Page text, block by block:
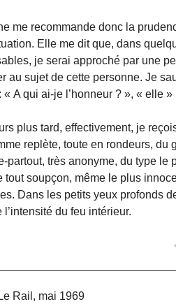
me recommande donc la
Elle me dit que, dans
je serai approché par une
au sujet de cette personne. Je
« A qui ai-je l’honneur ? », « elle
plus tard, effectivement, je
replète, toute en rondeurs, du
partout, très anonyme, du type le
tout soupçon, même le plus
Dans les petits yeux profonds
l’intensité du feu intérieur.
Rail, mai 1969